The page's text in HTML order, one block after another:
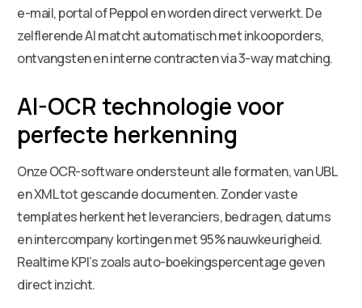
e-mail, portal of Peppol en worden direct verwerkt. De
zelflerende AI matcht automatisch met inkooporders,
ontvangsten en interne contracten via 3-way matching.
AI-OCR technologie voor
perfecte herkenning
Onze OCR-software ondersteunt alle formaten, van UBL
en XML tot gescande documenten. Zonder vaste
templates herkent het leveranciers, bedragen, datums
en intercompany kortingen met 95% nauwkeurigheid.
Realtime KPI’s zoals auto-boekingspercentage geven
direct inzicht.